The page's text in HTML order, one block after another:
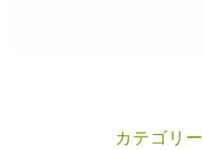
カテゴリー